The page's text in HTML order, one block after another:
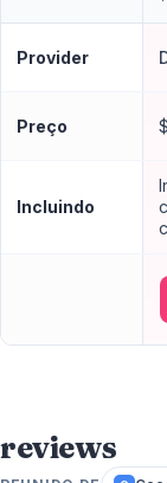
Provider
Preço
Incluindo
reviews